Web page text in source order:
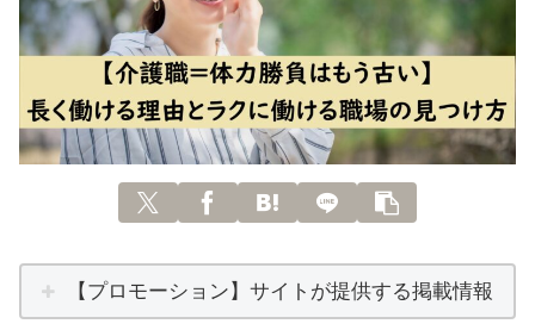
【プロモーション】サイトが提供する掲載情報